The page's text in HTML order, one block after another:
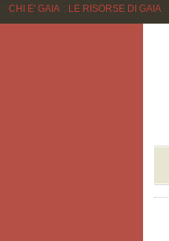
CHI E' GAIA:: LE RISORSE DI GAIA::